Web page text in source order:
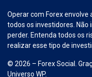
Operar com Forex envolve
todos os investidores. Não
perder. Entenda todos os
realizar esse tipo de
© 2026 – Forex Social.
Universo WP.